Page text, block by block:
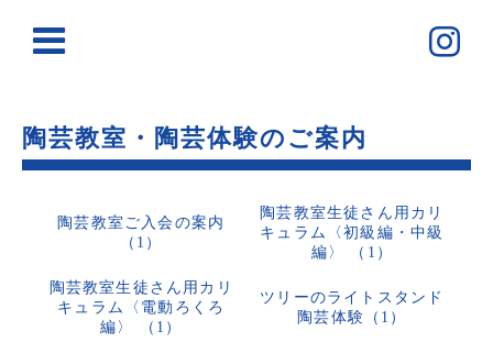
陶芸教室・陶芸体験のご案内
陶芸教室ご入会の案内
（1）
陶芸教室生徒さん用カリ
キュラム〈初級編・中級
編〉 （1）
陶芸教室生徒さん用カリ
キュラム〈電動ろくろ
編〉 （1）
ツリーのライトスタンド
陶芸体験（1）